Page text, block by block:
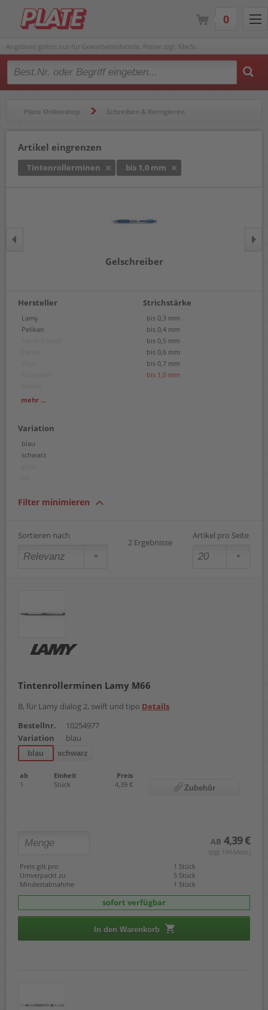
Angebote gelten nur für Gewerbetreibende. Preise zzgl. MwSt.
Type 2 or more characters for results.
Plate Onlineshop Schreiben & Korrigieren
Artikel eingrenzen
Tintenrollerminen bis 1,0 mm
Gelschreiber
Hersteller
Lamy
Pelikan
Uni-Ball
mehr ...
Strichstärke
bis 0,3 mm
bis 0,4 mm
bis 0,5 mm
bis 0,6 mm
bis 0,7 mm
bis 1,0 mm
Variation
blau
schwarz
Filter minimieren
Sortieren nach
2 Ergebnisse
Artikel pro Seite
Tintenrollerminen Lamy M66
B, für Lamy dialog 2, swift und tipo Details
Bestellnr.
10254977
Variation
blau
blau schwarz
ab Einheit
Preis
1
Stück 4,39 € Zubehör
AB 4,39 €
(zzgl. 19% Mwst.)
Preis gilt pro
1 Stück
Umverpackt zu
5 Stück
Mindestabnahme
1 Stück
sofort verfügbar
In den Warenkorb
0